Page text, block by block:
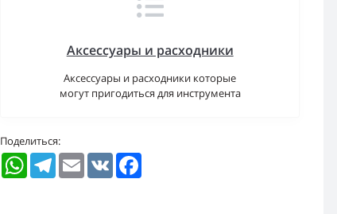
Аксессуары и расходники
Аксессуары и расходники которые
могут пригодиться для инструмента
Поделиться:
WhatsAppTelegramEmail VK